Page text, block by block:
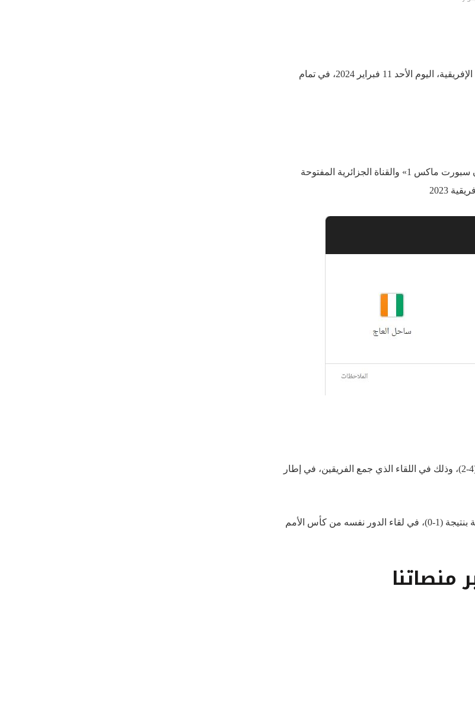
تُقام مباراة نيجيريا ضد كوت ديفوار في نهائي بطولة كأس الأمم الإفريقية، اليوم الأحد 11 فبراير 2024، في تمام
تُعرض مباراة نيجيريا وكوت ديفوار بثًا مباشرًا عبر قنوات «بي إن سبورت ماكس 1» والقناة الجزائرية المفتوحة
2023
وكان منتخب نيجيريا هزم جنوب إفريقيا بركلات الترجيح بنتيجة (4-2)، وذلك في اللقاء الذي جمع الفريقين، في إطار
أما منتخب كوت ديفوار، فقد نجح في تخطي الكونغو الديمقراطية بنتيجة (1-0)، في لقاء الدور نفسه من كأس الأمم
منصاتنا